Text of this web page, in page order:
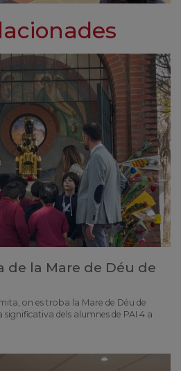
de la Mare de Déu de
on es troba la Mare de Déu de
dels alumnes de PAI 4 a